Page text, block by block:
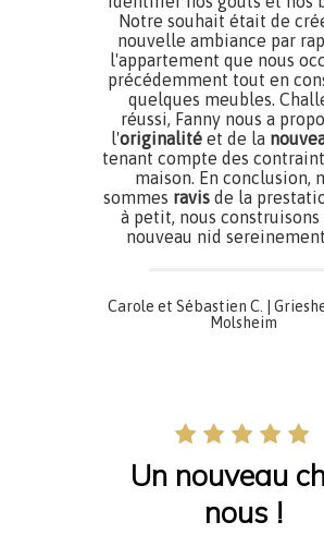
Notre souhait était de
nouvelle ambiance par
l'appartement que nous
précédemment tout en
quelques meubles.
réussi, Fanny nous a
l'originalité et de la
tenant compte des
maison. En conclusion,
sommes ravis de la
à petit, nous
nouveau nid
Carole et Sébastien C. |
Molsheim
Un nouveau
nous !